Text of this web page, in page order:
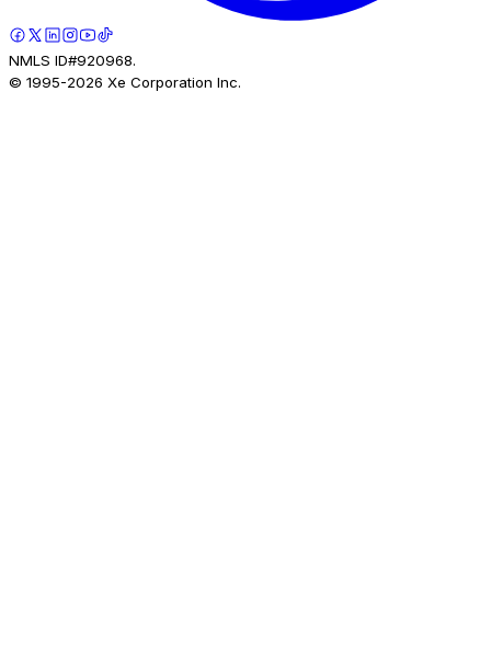
NMLS ID#920968.
© 1995-2026 Xe Corporation Inc.